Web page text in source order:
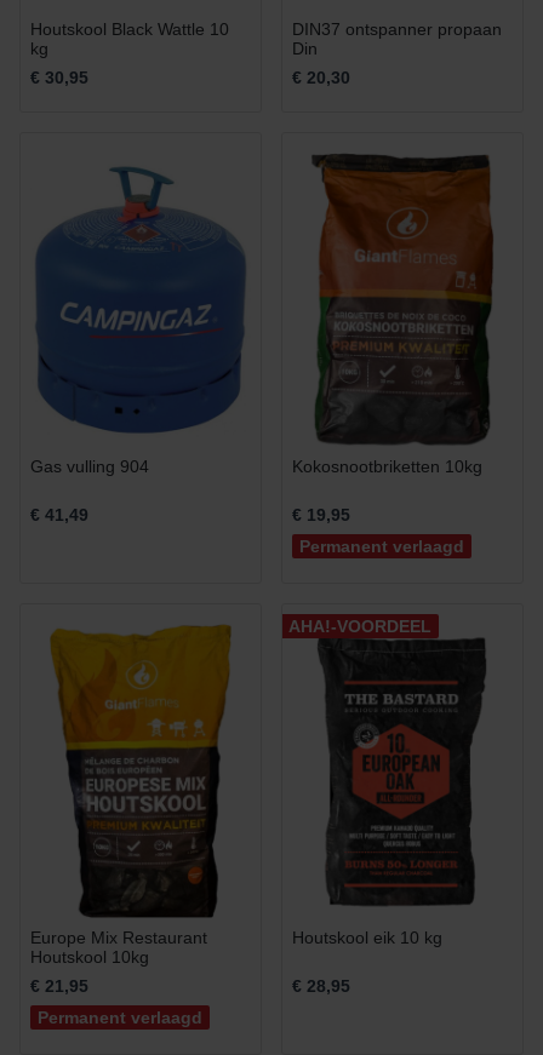
Houtskool Black Wattle 10
kg
€ 30,95
DIN37 ontspanner propaan
Din
€ 20,30
Gas vulling 904
€ 41,49
Kokosnootbriketten 10kg
€ 19,95
Permanent verlaagd
Europe Mix Restaurant
Houtskool 10kg
€ 21,95
Permanent verlaagd
AHA!-VOORDEEL
Houtskool eik 10 kg
€ 28,95